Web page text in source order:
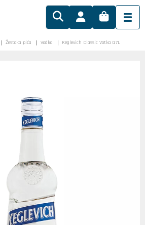
Žestoka pića Vodka Keglevich Classic Votka 0.7L